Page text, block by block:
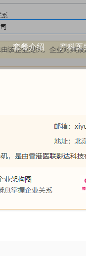
套餐介绍 产科医